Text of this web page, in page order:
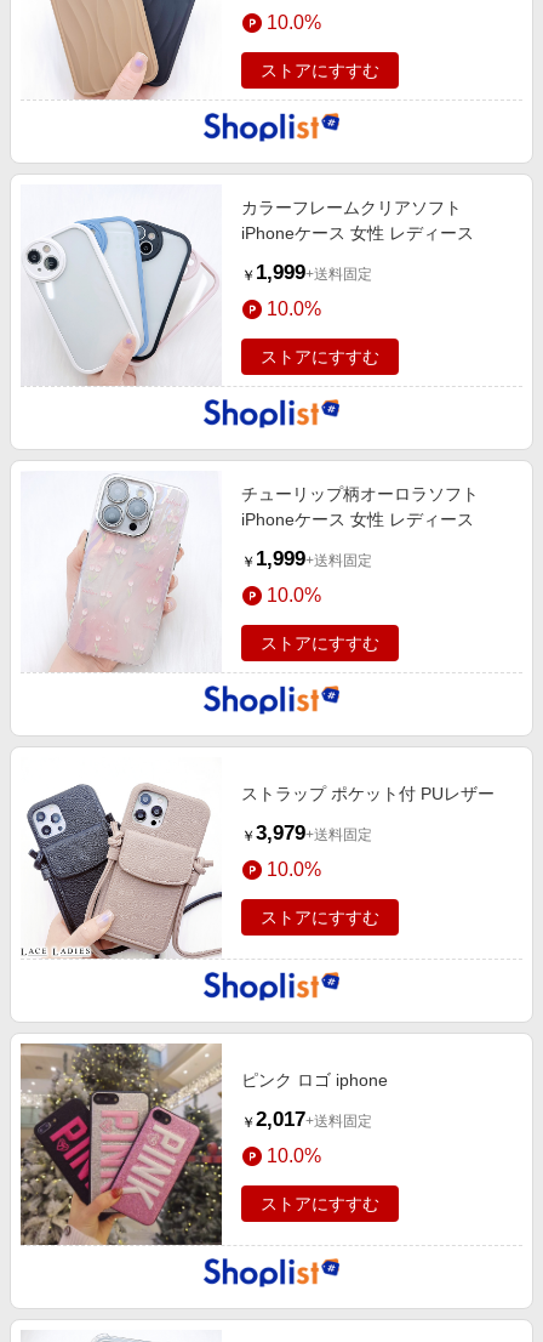
10.0%
ストアにすすむ
カラーフレームクリアソフト
iPhoneケース 女性 レディース
￥ 1,999+送料固定
10.0%
ストアにすすむ
チューリップ柄オーロラソフト
iPhoneケース 女性 レディース
￥ 1,999+送料固定
10.0%
ストアにすすむ
ストラップ ポケット付 PUレザー
￥ 3,979+送料固定
10.0%
ストアにすすむ
ピンク ロゴ iphone
￥ 2,017+送料固定
10.0%
ストアにすすむ